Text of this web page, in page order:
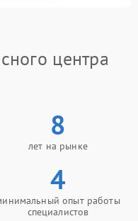
центра
8
лет на рынке
4
опыт работы
специалистов